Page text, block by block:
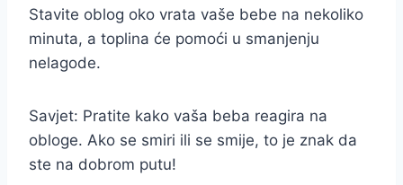
Stavite oblog oko vrata vaše bebe na nekoliko
minuta, a toplina će pomoći u smanjenju
nelagode.
Savjet: Pratite kako vaša beba reagira na
obloge. Ako se smiri ili se smije, to je znak da
ste na dobrom putu!